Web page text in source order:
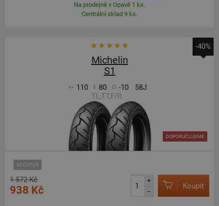
Na prodejně v Opavě 1 ks.
Centrální sklad 9 ks.
-40%
Michelin
S1
110 80 -10
58J
TL,TT,F/R
SCOOTER
DOPORUČUJEME
1 572 Kč
938 Kč
+
–
Koupit